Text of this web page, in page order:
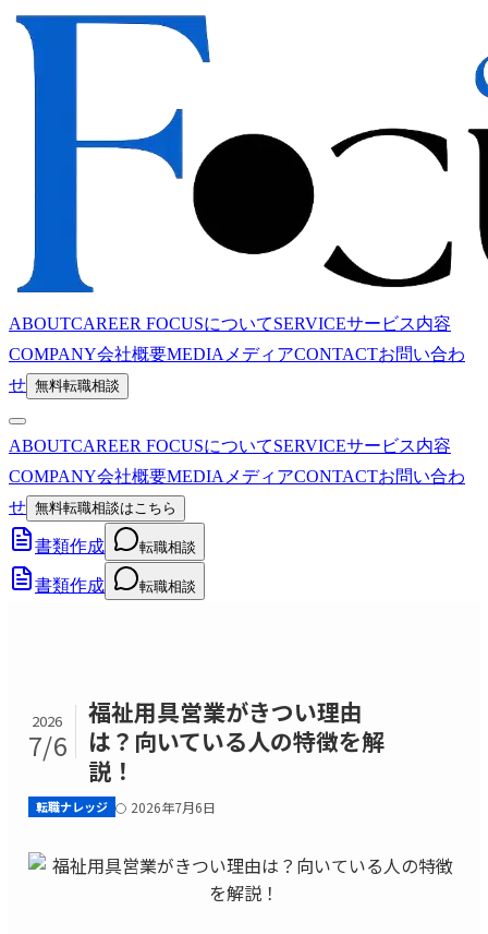
ABOUTCAREER FOCUSについてSERVICEサービス内容
COMPANY会社概要MEDIA メディアCONTACTお問い合わ
せ 無料転職相談
ABOUTCAREER FOCUSについてSERVICEサービス内容
COMPANY会社概要MEDIA メディアCONTACTお問い合わ
せ 無料転職相談はこちら
書類作成 転職相談
書類作成 転職相談
2026
7/6
福祉用具営業がきつい理由
は？向いている人の特徴を解
説！
転職ナレッジ 2026年7月6日